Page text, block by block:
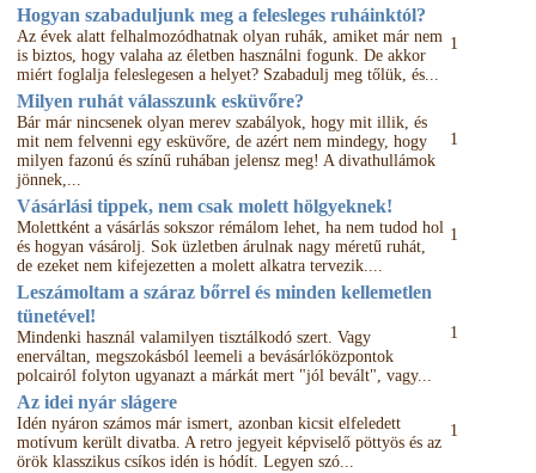
Hogyan szabaduljunk meg a felesleges ruháinktól?
Az évek alatt felhalmozódhatnak olyan ruhák, amiket már nem
is biztos, hogy valaha az életben használni fogunk. De akkor
miért foglalja feleslegesen a helyet? Szabadulj meg tőlük, és...
1
Milyen ruhát válasszunk esküvőre?
Bár már nincsenek olyan merev szabályok, hogy mit illik, és
mit nem felvenni egy esküvőre, de azért nem mindegy, hogy
milyen fazonú és színű ruhában jelensz meg! A divathullámok
jönnek,...
1
Vásárlási tippek, nem csak molett hölgyeknek!
Molettként a vásárlás sokszor rémálom lehet, ha nem tudod hol
és hogyan vásárolj. Sok üzletben árulnak nagy méretű ruhát,
de ezeket nem kifejezetten a molett alkatra tervezik....
1
Leszámoltam a száraz bőrrel és minden kellemetlen
tünetével!
Mindenki használ valamilyen tisztálkodó szert. Vagy
enerváltan, megszokásból leemeli a bevásárlóközpontok
polcairól folyton ugyanazt a márkát mert "jól bevált", vagy...
1
Az idei nyár slágere
Idén nyáron számos már ismert, azonban kicsit elfeledett
motívum került divatba. A retro jegyeit képviselő pöttyös és az
örök klasszikus csíkos idén is hódít. Legyen szó...
1